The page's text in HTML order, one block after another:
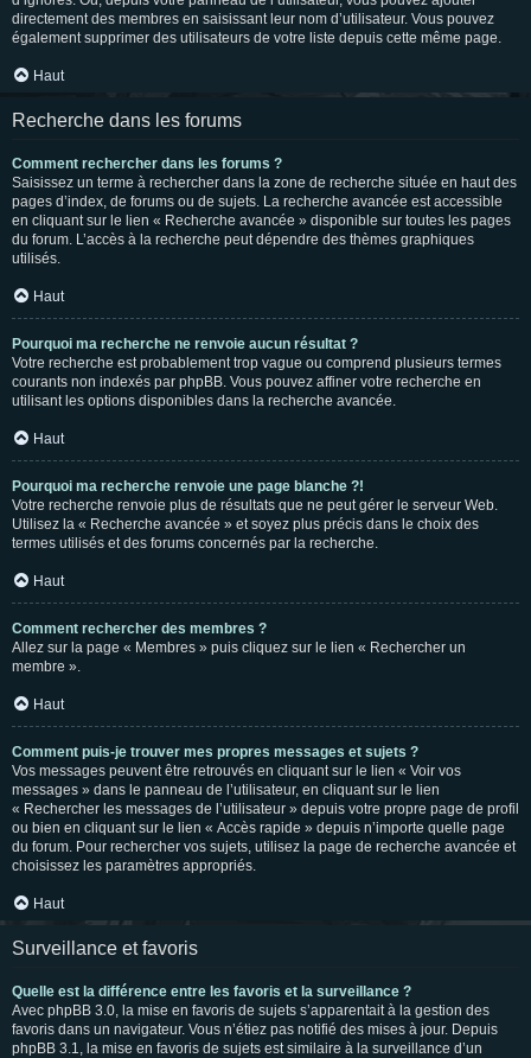
directement des membres en saisissant leur nom d’utilisateur. Vous pouvez
également supprimer des utilisateurs de votre liste depuis cette même page.
Haut
Recherche dans les forums
Comment rechercher dans les forums ?
Saisissez un terme à rechercher dans la zone de recherche située en haut des
pages d’index, de forums ou de sujets. La recherche avancée est accessible
en cliquant sur le lien « Recherche avancée » disponible sur toutes les pages
du forum. L’accès à la recherche peut dépendre des thèmes graphiques
utilisés.
Haut
Pourquoi ma recherche ne renvoie aucun résultat ?
Votre recherche est probablement trop vague ou comprend plusieurs termes
courants non indexés par phpBB. Vous pouvez affiner votre recherche en
utilisant les options disponibles dans la recherche avancée.
Haut
Pourquoi ma recherche renvoie une page blanche ?!
Votre recherche renvoie plus de résultats que ne peut gérer le serveur Web.
Utilisez la « Recherche avancée » et soyez plus précis dans le choix des
termes utilisés et des forums concernés par la recherche.
Haut
Comment rechercher des membres ?
Allez sur la page « Membres » puis cliquez sur le lien « Rechercher un
membre ».
Haut
Comment puis-je trouver mes propres messages et sujets ?
Vos messages peuvent être retrouvés en cliquant sur le lien « Voir vos
messages » dans le panneau de l’utilisateur, en cliquant sur le lien
« Rechercher les messages de l’utilisateur » depuis votre propre page de profil
ou bien en cliquant sur le lien « Accès rapide » depuis n’importe quelle page
du forum. Pour rechercher vos sujets, utilisez la page de recherche avancée et
choisissez les paramètres appropriés.
Haut
Surveillance et favoris
Quelle est la différence entre les favoris et la surveillance ?
Avec phpBB 3.0, la mise en favoris de sujets s’apparentait à la gestion des
favoris dans un navigateur. Vous n’étiez pas notifié des mises à jour. Depuis
phpBB 3.1, la mise en favoris de sujets est similaire à la surveillance d’un